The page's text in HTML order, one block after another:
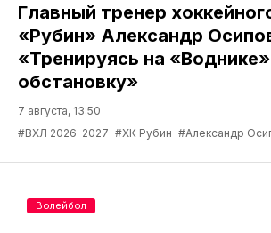
Главный тренер
«Рубин» Александр
«Тренируясь на
обстановку»
7 августа, 13:50
#ВХЛ 2026-2027 #ХК Рубин #Александр
Волейбол